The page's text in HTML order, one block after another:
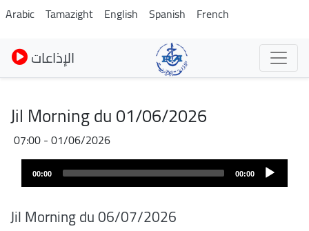
Pasar
al
contenido
principal
Arabic Tamazight English Spanish French
الإذاعات
Jil Morning du 01/06/2026
01/06/2026 - 07:00
00:00
00:00
Jil Morning du 06/07/2026